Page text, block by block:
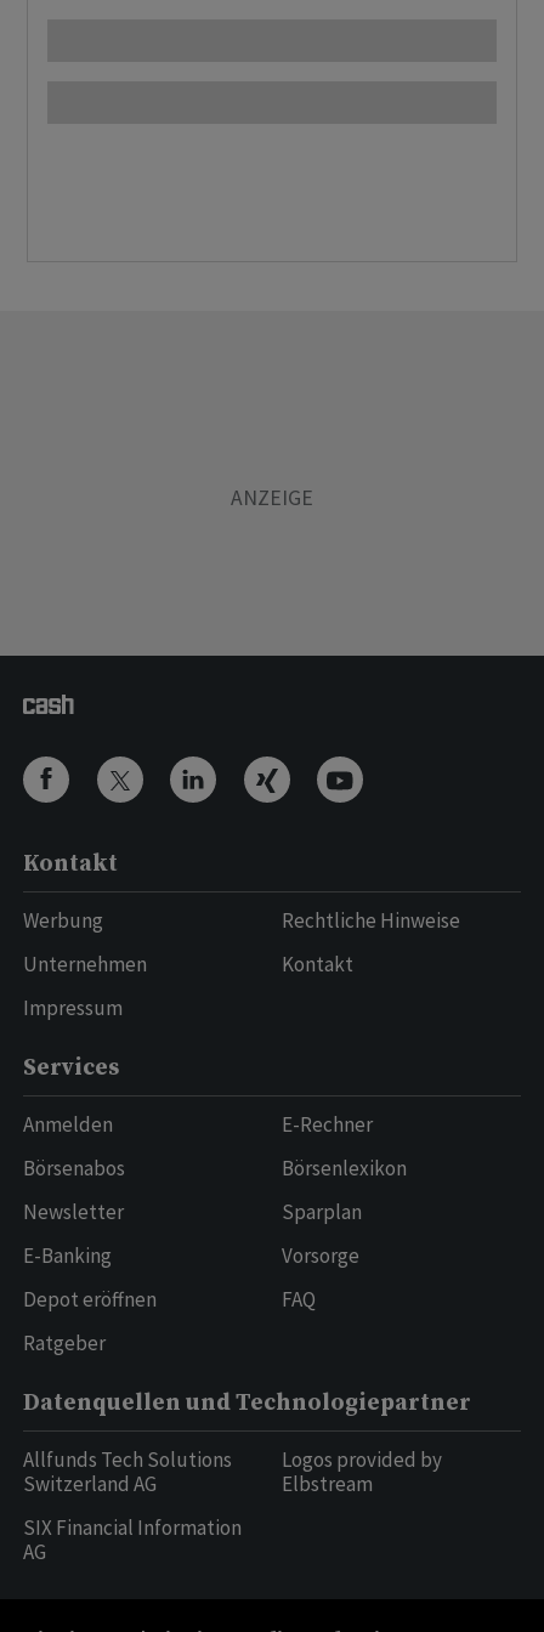
Kontakt
Werbung
Unternehmen
Impressum
Rechtliche Hinweise
Kontakt
Services
Anmelden
Börsenabos
Newsletter
E-Banking
Depot eröffnen
Ratgeber
E-Rechner
Börsenlexikon
Sparplan
Vorsorge
FAQ
Datenquellen und Technologiepartner
Allfunds Tech Solutions
Switzerland AG
SIX Financial Information
AG
Logos provided by
Elbstream